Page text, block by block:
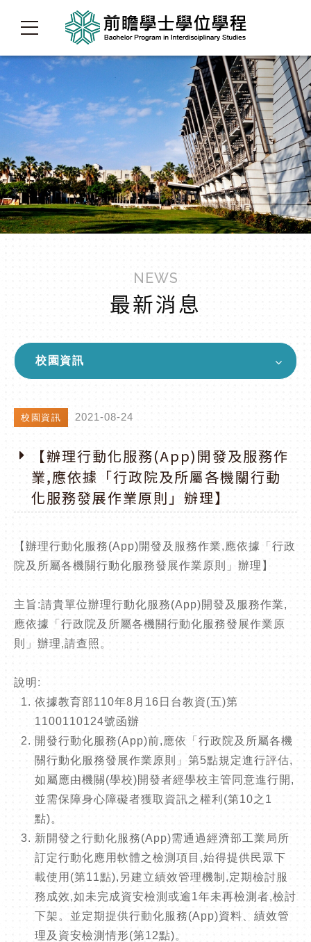
NEWS
最新消息
校園資訊
校園資訊 2021-08-24
【辦理行動化服務(App)開發及服務作
業,應依據「行政院及所屬各機關行動
化服務發展作業原則」辦理】
【辦理行動化服務(App)開發及服務作業,應依據「行政
院及所屬各機關行動化服務發展作業原則」辦理】
主旨:請貴單位辦理行動化服務(App)開發及服務作業,
應依據「行政院及所屬各機關行動化服務發展作業原
則」辦理,請查照。
說明:
依據教育部110年8月16日台教資(五)第
1100110124號函辦
開發行動化服務(App)前,應依「行政院及所屬各機
關行動化服務發展作業原則」第5點規定進行評估,
如屬應由機關(學校)開發者經學校主管同意進行開,
並需保障身心障礙者獲取資訊之權利(第10之1
點)。
新開發之行動化服務(App)需通過經濟部工業局所
訂定行動化應用軟體之檢測項目,始得提供民眾下
載使用(第11點),另建立績效管理機制,定期檢討服
務成效,如未完成資安檢測或逾1年未再檢測者,檢討
下架。並定期提供行動化服務(App)資料、績效管
理及資安檢測情形(第12點)。